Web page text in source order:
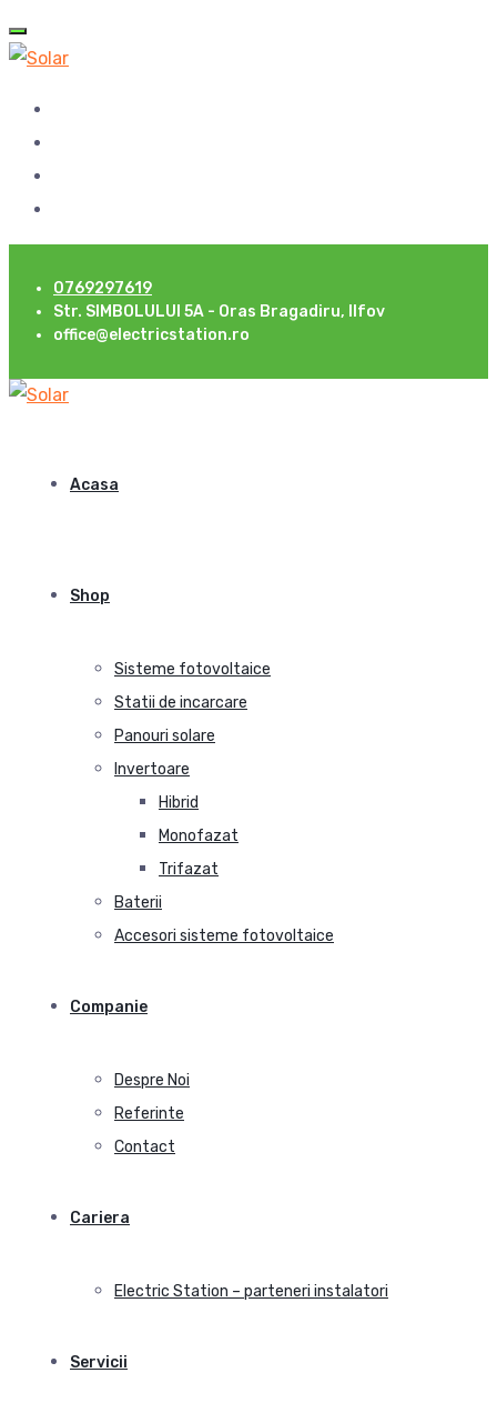
0769297619
Str. SIMBOLULUI 5A - Oras Bragadiru, Ilfov
office@electricstation.ro
Acasa
Shop
Sisteme fotovoltaice
Statii de incarcare
Panouri solare
Invertoare
Hibrid
Monofazat
Trifazat
Baterii
Accesori sisteme fotovoltaice
Companie
Despre Noi
Referinte
Contact
Cariera
Electric Station – parteneri instalatori
Servicii